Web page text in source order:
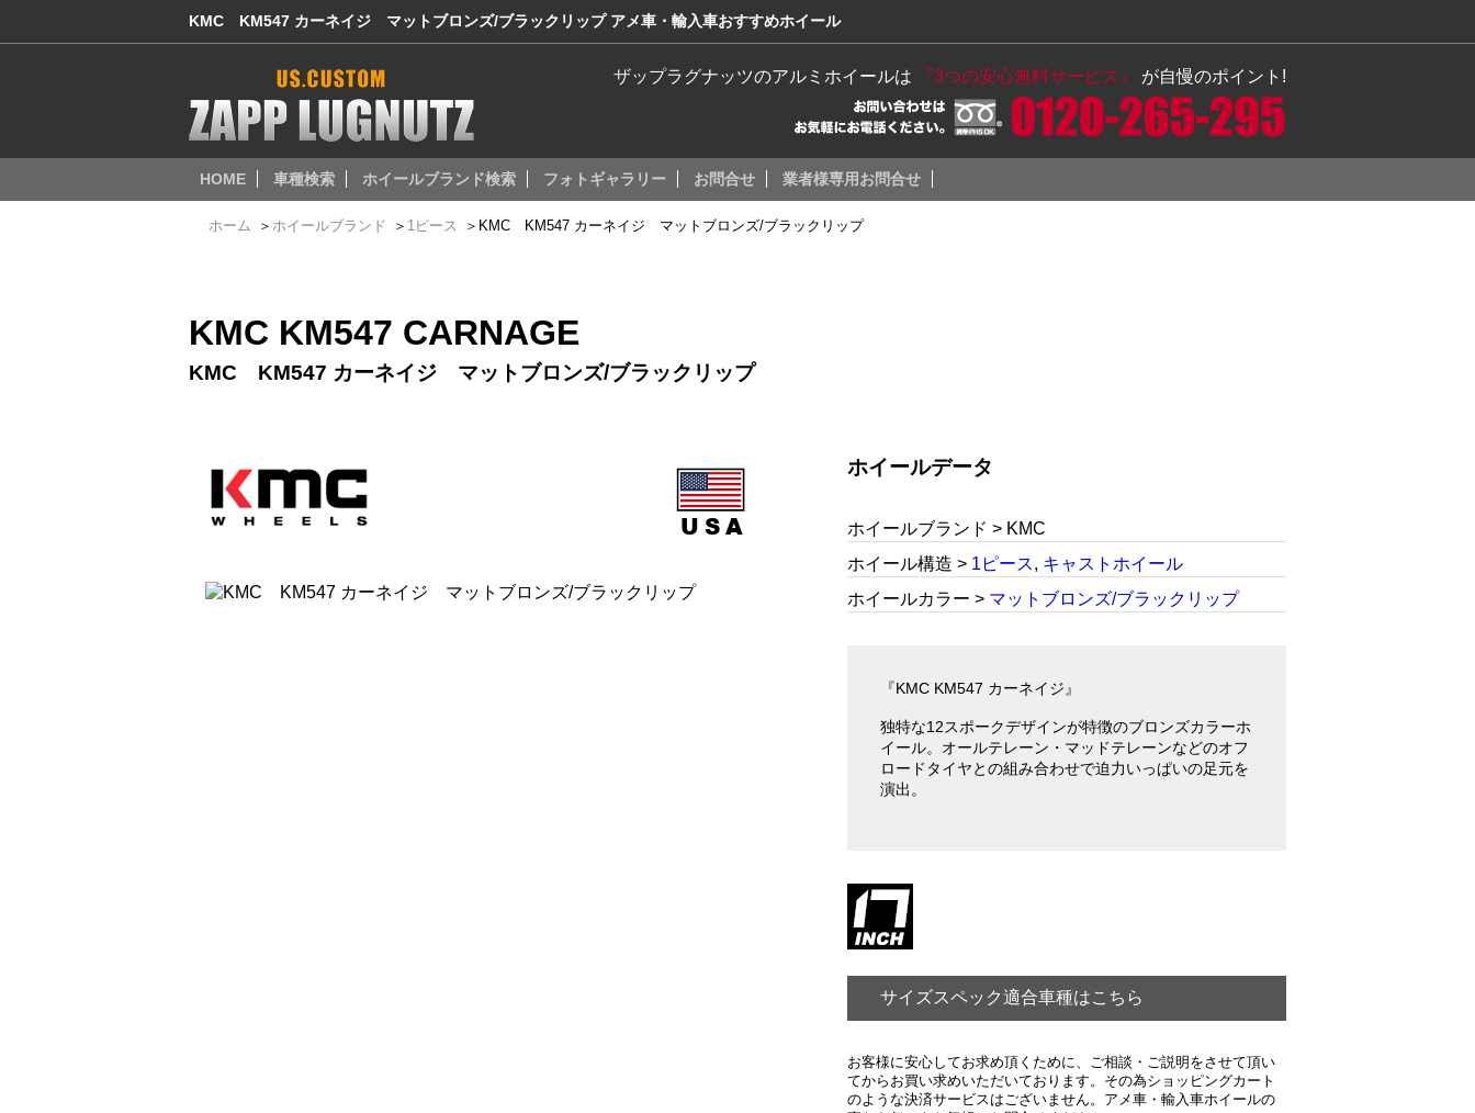
KMC KM547 カーネイジ マットブロンズ/ブラックリップ アメ車・輸入車おすすめホイール
ザップラグナッツのアルミホイールは 『3つの安心無料サービス』 が自慢のポイント!
HOME 車種検索 ホイールブランド検索 フォトギャラリー お問合せ 業者様専用お問合せ
ホーム ＞ ホイールブランド ＞ 1ピース ＞ KMC KM547 カーネイジ マットブロンズ/ブラックリップ
KMC KM547 CARNAGE
KMC KM547 カーネイジ マットブロンズ/ブラックリップ
ホイールデータ
ホイールブランド > KMC
ホイール構造 > 1ピース, キャストホイール
ホイールカラー > マットブロンズ/ブラックリップ
『KMC KM547 カーネイジ』
独特な12スポークデザインが特徴のブロンズカラーホ
イール。オールテレーン・マッドテレーンなどのオフ
ロードタイヤとの組み合わせで迫力いっぱいの足元を
演出。
サイズスペック適合車種はこちら
お客様に安心してお求め頂くために、ご相談・ご説明をさせて頂い
てからお買い求めいただいております。その為ショッピングカート
のような決済サービスはございません。アメ車・輸入車ホイールの